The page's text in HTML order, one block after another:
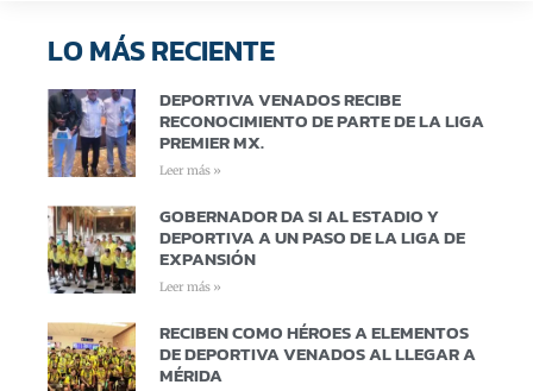
LO MÁS RECIENTE
DEPORTIVA VENADOS RECIBE
RECONOCIMIENTO DE PARTE DE LA LIGA
PREMIER MX.
Leer más »
GOBERNADOR DA SI AL ESTADIO Y
DEPORTIVA A UN PASO DE LA LIGA DE
EXPANSIÓN
Leer más »
RECIBEN COMO HÉROES A ELEMENTOS
DE DEPORTIVA VENADOS AL LLEGAR A
MÉRIDA